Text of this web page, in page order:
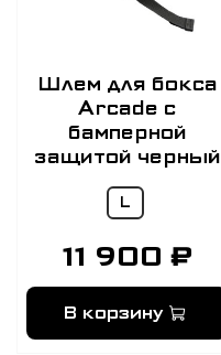
Шлем для бокса
Arcade с
бамперной
защитой черный
L
11 900 ₽
В корзину